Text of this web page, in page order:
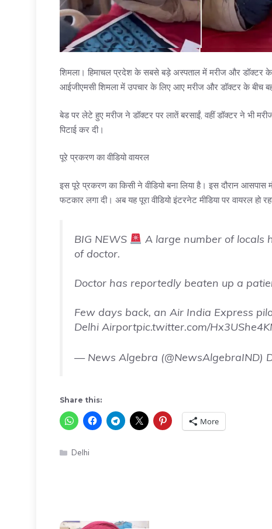
शिमला। हिमाचल प्रदेश के सबसे बड़े अस्पताल में मरीज और डॉक्टर के
आईजीएमसी शिमला में उपचार के लिए आए मरीज और डॉक्टर के बीच
बेड पर लेटे हुए मरीज ने डॉक्टर पर लातें बरसाईं, वहीं डॉक्टर ने भी
पिटाई कर दी।
पूरे प्रकरण का वीडियो वायरल
इस पूरे प्रकरण का किसी ने वीडियो बना लिया है। इस दौरान
फटकार लगा दी। अब यह पूरा वीडियो इंटरनेट मीडिया पर वायरल हो
BIG NEWS
A large number of locals
of doctor.
Doctor has reportedly beaten up a
Few days back, an Air India Express
Delhi Airportpic.twitter.com/
— News Algebra (@NewsAlgebraIND)
Share this:
More
Categories
Delhi